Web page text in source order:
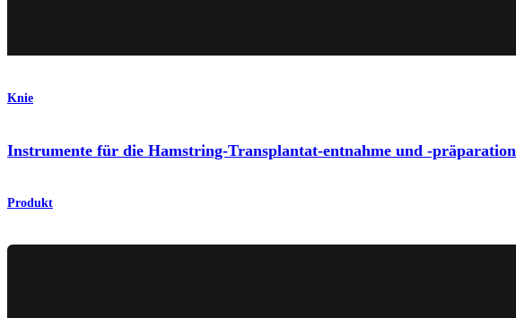
Knie
Instrumente für die Hamstring-Transplantat-entnahme und -präparation
Produkt